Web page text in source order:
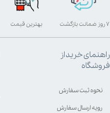
بهترین قیمت ۷ روز ضمانت بازگشت
راهنمای خرید از
فروشگاه
نحوه ثبت سفارش
رویه ارسال سفارش